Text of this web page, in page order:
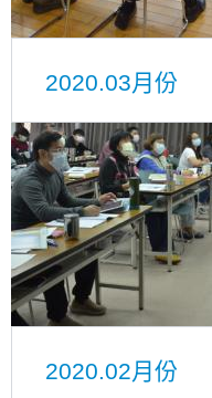
2020.03月份
2020.02月份